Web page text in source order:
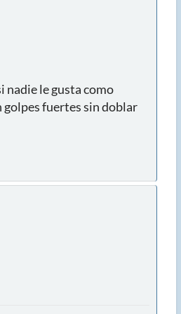
nadie le gusta como
golpes fuertes sin doblar